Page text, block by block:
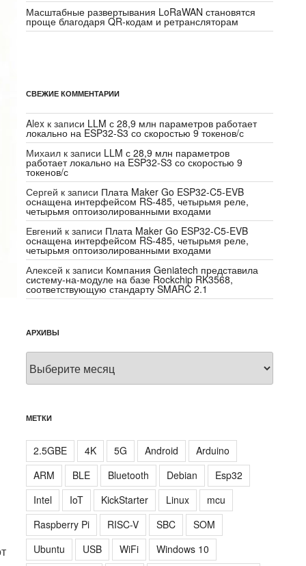
Масштабные развертывания LoRaWAN становятся
проще благодаря QR-кодам и ретрансляторам
СВЕЖИЕ КОММЕНТАРИИ
Alex к записи LLM с 28,9 млн параметров работает
локально на ESP32-S3 со скоростью 9 токенов/с
Михаил к записи LLM с 28,9 млн параметров
работает локально на ESP32-S3 со скоростью 9
токенов/с
Сергей к записи Плата Maker Go ESP32-C5-EVB
оснащена интерфейсом RS-485, четырьмя реле,
четырьмя оптоизолированными входами
Евгений к записи Плата Maker Go ESP32-C5-EVB
оснащена интерфейсом RS-485, четырьмя реле,
четырьмя оптоизолированными входами
Алексей к записи Компания Geniatech представила
систему-на-модуле на базе Rockchip RK3568,
соответствующую стандарту SMARC 2.1
АРХИВЫ
Архивы
МЕТКИ
2.5GBE 4K 5G Android
Arduino
ARM
BLE Bluetooth Debian
Esp32
Intel
IoT KickStarter Linux
mcu
Raspberry Pi
RISC-V SBC
SOM
Ubuntu
USB WiFi
Windows 10